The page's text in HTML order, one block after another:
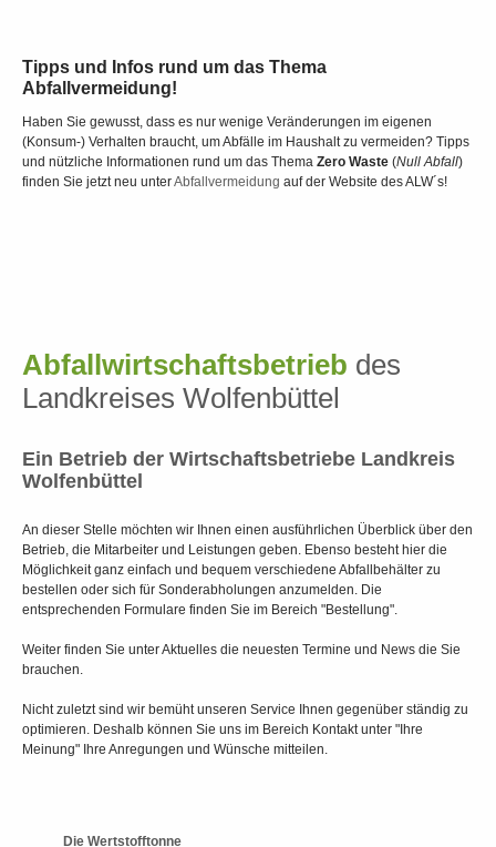
Tipps und Infos rund um das Thema
Abfallvermeidung!
Haben Sie gewusst, dass es nur wenige Veränderungen im eigenen
(Konsum-) Verhalten braucht, um Abfälle im Haushalt zu vermeiden? Tipps
und nützliche Informationen rund um das Thema Zero Waste (Null Abfall)
finden Sie jetzt neu unterAbfallvermeidung auf der Website des ALW´s!
Abfallwirtschaftsbetrieb des
Landkreises Wolfenbüttel
Ein Betrieb der Wirtschaftsbetriebe Landkreis
Wolfenbüttel
An dieser Stelle möchten wir Ihnen einen ausführlichen Überblick über den
Betrieb, die Mitarbeiter und Leistungen geben. Ebenso besteht hier die
Möglichkeit ganz einfach und bequem verschiedene Abfallbehälter zu
bestellen oder sich für Sonderabholungen anzumelden. Die
entsprechenden Formulare finden Sie im Bereich "Bestellung".
Weiter finden Sie unter Aktuelles die neuesten Termine und News die Sie
brauchen.
Nicht zuletzt sind wir bemüht unseren Service Ihnen gegenüber ständig zu
optimieren. Deshalb können Sie uns im Bereich Kontakt unter "Ihre
Meinung" Ihre Anregungen und Wünsche mitteilen.
Die Wertstofftonne